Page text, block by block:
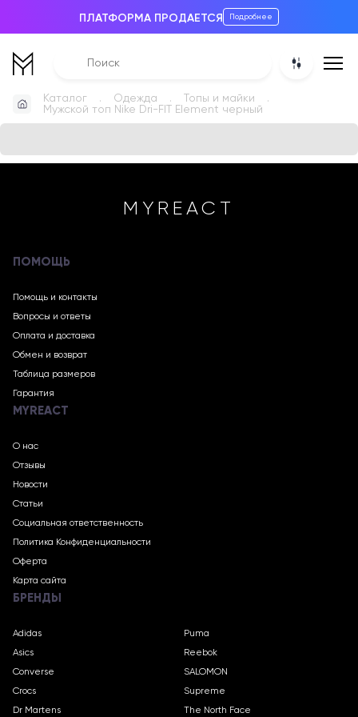
ПЛАТФОРМА ПРОДАЕТСЯ Подробнее
Каталог Одежда
Топы и майки
Мужской топ Nike Dri-FIT Element черный
MYREACT
ПОМОЩЬ
Помощь и контакты
Вопросы и ответы
Оплата и доставка
Обмен и возврат
Таблица размеров
Гарантия
MYREACT
О нас
Отзывы
Новости
Статьи
Социальная ответственность
Политика Конфиденциальности
Оферта
Карта сайта
БРЕНДЫ
Adidas
Asics
Converse
Crocs
Dr Martens
Puma
Reebok
SALOMON
Supreme
The North Face